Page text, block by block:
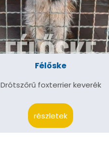
Félőske
Drótszőrű foxterrier keverék
részletek